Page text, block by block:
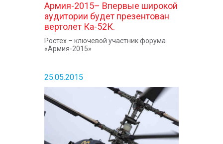
Армия-2015– Впервые широкой
аудитории будет презентован
вертолет Ка-52К.
Ростех – ключевой участник форума
«Армия-2015»
25.05.2015